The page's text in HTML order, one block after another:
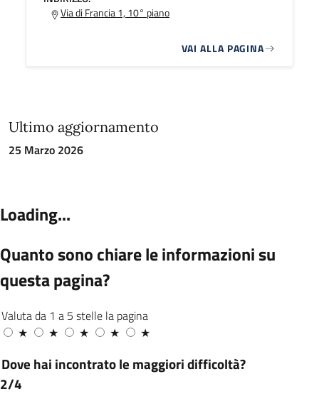
Via di Francia 1, 10° piano
VAI ALLA PAGINA
Ultimo aggiornamento
25 Marzo 2026